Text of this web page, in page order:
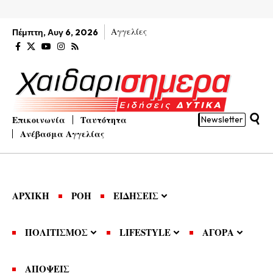
Πέμπτη, Αυγ 6, 2026 Αγγελίες
Επικοινωνία
Ταυτότητα
Ανέβασμα Αγγελίας
Newsletter
ΑΡΧΙΚΗ ΡΟΗ ΕΙΔΗΣΕΙΣ
ΠΟΛΙΤΙΣΜΟΣ LIFESTYLE ΑΓΟΡΑ
ΑΠΟΨΕΙΣ